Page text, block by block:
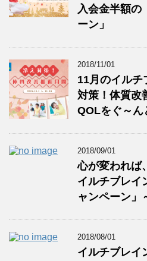
入会金半額の
ーン」
2018/11/01
11月のイルチ
対策！体質改
QOLをぐ～ん
2018/09/01
心が変われば
イルチブレイ
ャンペーン」
2018/08/01
イルチブレイ